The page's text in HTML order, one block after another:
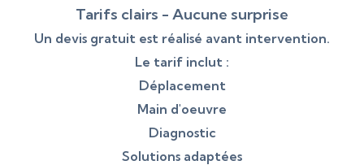
Tarifs clairs - Aucune surprise
Un devis gratuit est réalisé avant intervention.
Le tarif inclut :
Déplacement
Main d'oeuvre
Diagnostic
Solutions adaptées